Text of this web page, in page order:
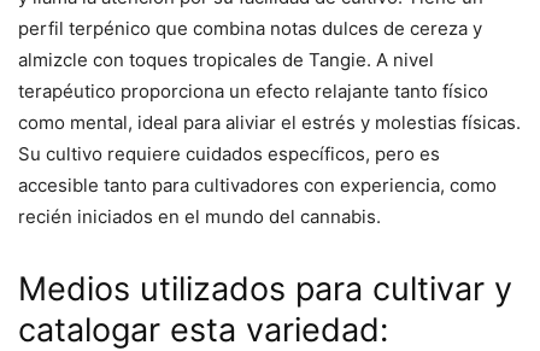
perfil terpénico que combina notas dulces de cereza y
almizcle con toques tropicales de Tangie. A nivel
terapéutico proporciona un efecto relajante tanto físico
como mental, ideal para aliviar el estrés y molestias físicas.
Su cultivo requiere cuidados específicos, pero es
accesible tanto para cultivadores con experiencia, como
recién iniciados en el mundo del cannabis.
Medios utilizados para cultivar y
catalogar esta variedad: